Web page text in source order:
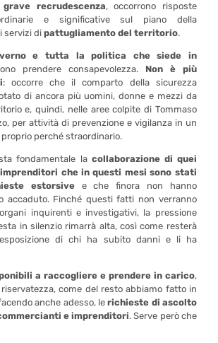
grave recrudescenza, occorrono risposte
e significative sul piano della
servizi dipattugliamento del territorio.
e tutta la politica che siede in
prendere consapevolezza. Non è più
: occorre che il comparto della sicurezza
di ancora più uomini, donne e mezzi da
e, quindi, nelle aree colpite di Tommaso
per attività di prevenzione e vigilanza in un
perché straordinario.
fondamentale la collaborazione di quei
che in questi mesi sono stati
estorsivee che finora non hanno
accaduto. Finché questi fatti non verranno
inquirenti e investigativi, la pressione
in silenzio rimarrà alta, così come resterà
di chi ha subito danni e li ha
a raccogliere e prendere in carico,
come del resto abbiamo fatto in
anche adesso, lerichieste di ascolto
e imprenditori. Serve però che